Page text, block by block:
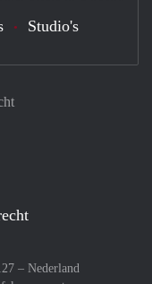
– Nederland
Studio's